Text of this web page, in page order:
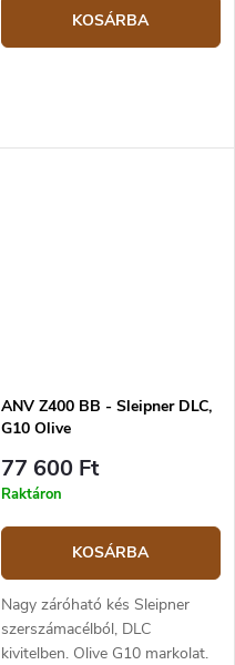
KOSÁRBA
ANV Z400 BB - Sleipner DLC,
G10 Olive
77 600 Ft
Raktáron
KOSÁRBA
Nagy záróható kés Sleipner
szerszámacélból, DLC
kivitelben. Olive G10 markolat.